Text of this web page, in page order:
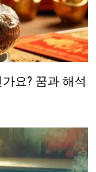
요? 꿈과 해석